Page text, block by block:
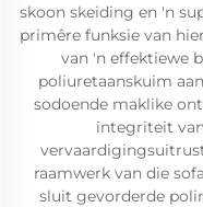
skoon skeiding en 'n
primêre funksie van
van 'n effektiewe
poliuretaanskuim
sodoende maklike
integriteit
raamwerk van die
sluit gevorderde